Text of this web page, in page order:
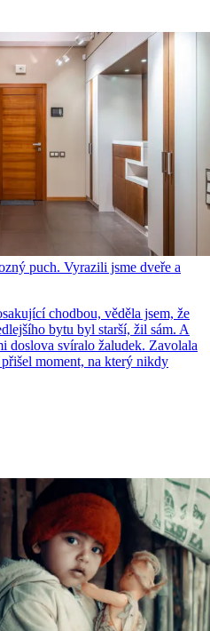
puch. Vyrazili jsme dveře a
chodbou, věděla jsem, že
bytu byl starší, žil sám. A
doslova svíralo žaludek. Zavolala
moment, na který nikdy